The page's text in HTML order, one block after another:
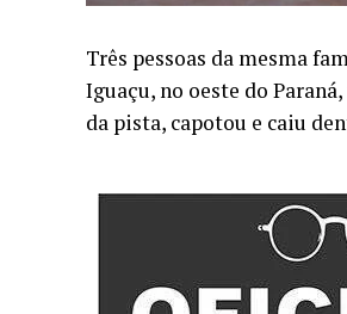
Três pessoas da mesma
Iguaçu, no oeste do
da pista, capotou e caiu